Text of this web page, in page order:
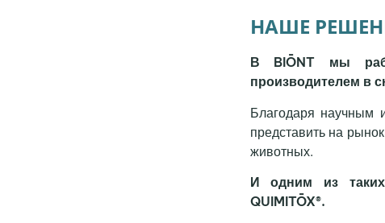
НАШЕ
В BIŌNT мы
производителем в
Благодаря научным
представить на
животных.
И одним из таких
QUIMITŌX®.